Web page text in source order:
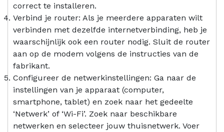
correct te installeren.
Verbind je router: Als je meerdere apparaten wilt
verbinden met dezelfde internetverbinding, heb je
waarschijnlijk ook een router nodig. Sluit de router
aan op de modem volgens de instructies van de
fabrikant.
Configureer de netwerkinstellingen: Ga naar de
instellingen van je apparaat (computer,
smartphone, tablet) en zoek naar het gedeelte
‘Netwerk’ of ‘Wi-Fi’. Zoek naar beschikbare
netwerken en selecteer jouw thuisnetwerk. Voer